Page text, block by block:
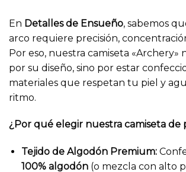
En Detalles de Ensueño, sabemos
arco requiere precisión,
Por eso, nuestra camiseta «Archery»
por su diseño, sino por estar
materiales que respetan tu piel y
ritmo.
¿Por qué elegir nuestra camiseta de
Tejido de Algodón Premium:
100% algodón(o mezcla con alto